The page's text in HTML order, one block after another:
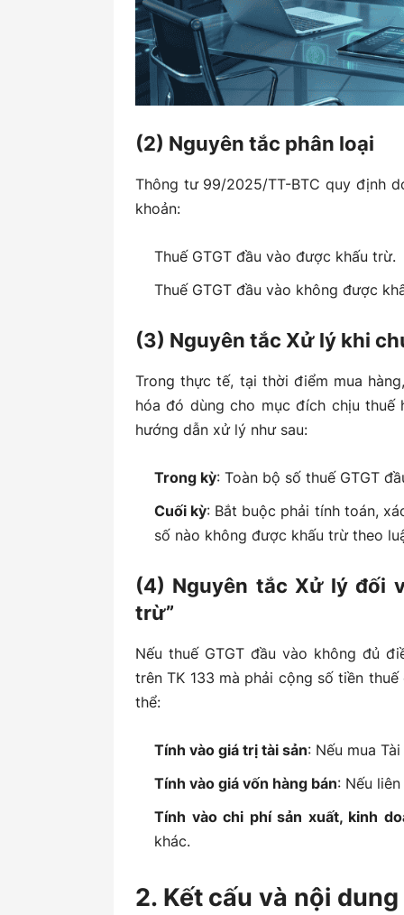
(2) Nguyên tắc phân loại
Thông tư 99/2025/TT-BTC quy định
khoản:
Thuế GTGT đầu vào được khấu trừ.
Thuế GTGT đầu vào không được
(3) Nguyên tắc Xử lý khi
Trong thực tế, tại thời điểm mua
hóa đó dùng cho mục đích chịu thuế
hướng dẫn xử lý như sau:
Trong kỳ: Toàn bộ số thuế GTGT
Cuối kỳ: Bắt buộc phải tính toán,
số nào không được khấu trừ theo
(4) Nguyên tắc Xử lý đối
trừ”
Nếu thuế GTGT đầu vào không đủ
trên TK 133 mà phải cộng số tiền
thể:
Tính vào giá trị tài sản: Nếu mua
Tính vào giá vốn hàng bán: Nếu
Tính vào chi phí sản xuất, kinh
khác.
2. Kết cấu và nội